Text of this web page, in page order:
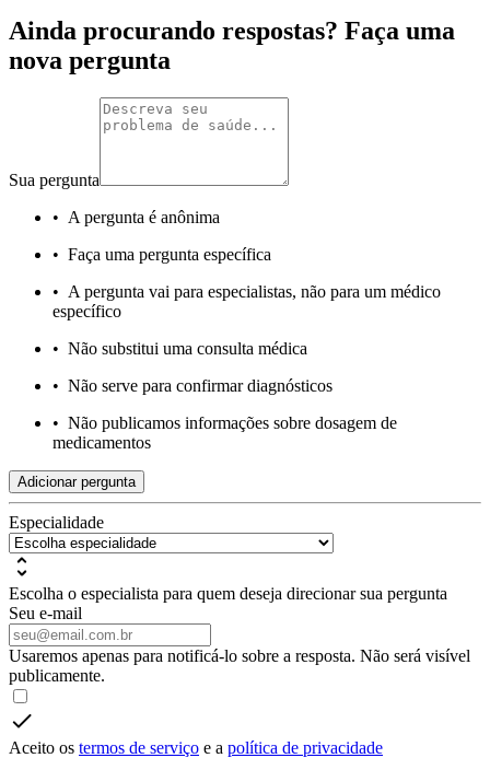
Ainda procurando respostas? Faça uma
nova pergunta
Sua pergunta
• A pergunta é anônima
• Faça uma pergunta específica
• A pergunta vai para especialistas, não para um médico
específico
• Não substitui uma consulta médica
• Não serve para confirmar diagnósticos
• Não publicamos informações sobre dosagem de
medicamentos
Adicionar pergunta
Especialidade
Escolha o especialista para quem deseja direcionar sua pergunta
Seu e-mail
Usaremos apenas para notificá-lo sobre a resposta. Não será visível
publicamente.
Aceito os termos de serviço e a política de privacidade